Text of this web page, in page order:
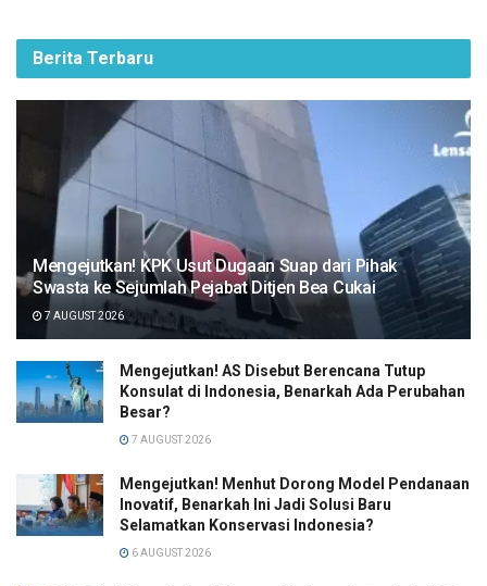
Berita Terbaru
Mengejutkan! KPK Usut Dugaan Suap dari Pihak
Swasta ke Sejumlah Pejabat Ditjen Bea Cukai
7 AUGUST 2026
Mengejutkan! AS Disebut Berencana Tutup
Konsulat di Indonesia, Benarkah Ada Perubahan
Besar?
7 AUGUST 2026
Mengejutkan! Menhut Dorong Model Pendanaan
Inovatif, Benarkah Ini Jadi Solusi Baru
Selamatkan Konservasi Indonesia?
6 AUGUST 2026